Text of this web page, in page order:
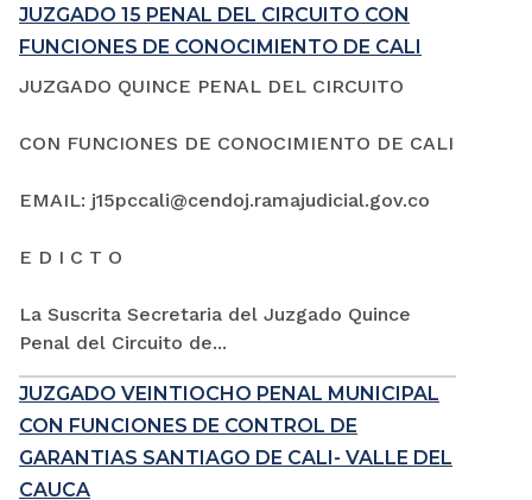
JUZGADO 15 PENAL DEL CIRCUITO CON
FUNCIONES DE CONOCIMIENTO DE CALI
JUZGADO QUINCE PENAL DEL CIRCUITO
CON FUNCIONES DE CONOCIMIENTO DE CALI
EMAIL: j15pccali@cendoj.ramajudicial.gov.co
E D I C T O
La Suscrita Secretaria del Juzgado Quince
Penal del Circuito de...
JUZGADO VEINTIOCHO PENAL MUNICIPAL
CON FUNCIONES DE CONTROL DE
GARANTIAS SANTIAGO DE CALI- VALLE DEL
CAUCA